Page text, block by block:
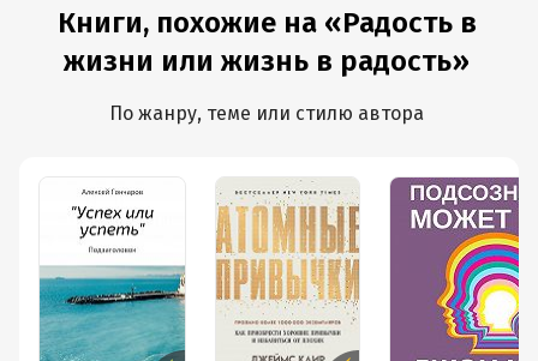
Книги, похожие на «Радость в
жизни или жизнь в радость»
По жанру, теме или стилю автора